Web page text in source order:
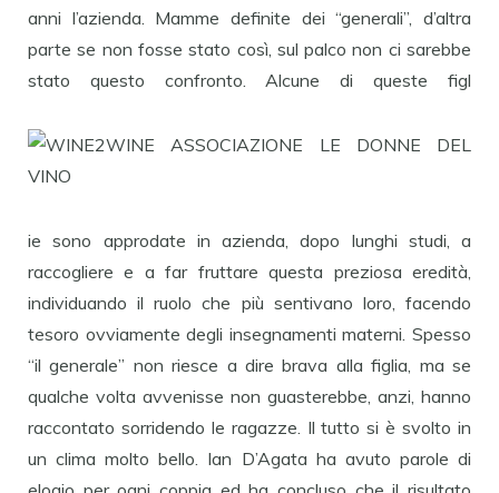
anni l’azienda. Mamme definite dei “generali”, d’altra
parte se non fosse stato così, sul palco non ci sarebbe
stato questo confronto. Alcune di queste figl
ie sono approdate in azienda, dopo lunghi studi, a
raccogliere e a far fruttare questa preziosa eredità,
individuando il ruolo che più sentivano loro, facendo
tesoro ovviamente degli insegnamenti materni. Spesso
“il generale” non riesce a dire brava alla figlia, ma se
qualche volta avvenisse non guasterebbe, anzi, hanno
raccontato sorridendo le ragazze. Il tutto si è svolto in
un clima molto bello. Ian D’Agata ha avuto parole di